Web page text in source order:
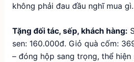
không phải đau đầu nghĩ mua gì.
Tặng đối tác, sếp, khách hàng:
sen: 160.000đ. Giỏ quà cốm:
– đóng hộp sang trọng, thể